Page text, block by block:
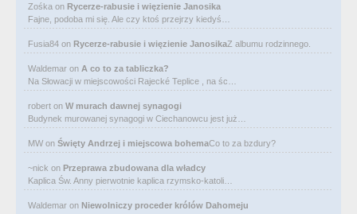
Zośka on Rycerze-rabusie i więzienie Janosika
Fajne, podoba mi się. Ale czy ktoś przejrzy kiedyś…
Fusia84 on Rycerze-rabusie i więzienie JanosikaZ albumu rodzinnego.
Waldemar on A co to za tabliczka?
Na Słowacji w miejscowości Rajecké Teplice , na śc…
robert on W murach dawnej synagogi
Budynek murowanej synagogi w Ciechanowcu jest już…
MW on Święty Andrzej i miejscowa bohemaCo to za bzdury?
~nick on Przeprawa zbudowana dla władcy
Kaplica Św. Anny pierwotnie kaplica rzymsko-katoli…
Waldemar on Niewolniczy proceder królów Dahomeju